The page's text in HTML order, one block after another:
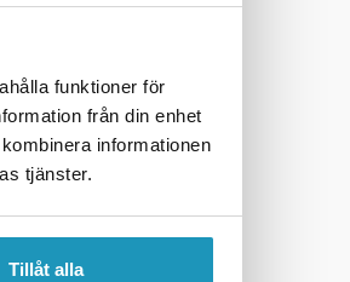
funktioner för
från din enhet
informationen
tjänster.
Tillåt alla